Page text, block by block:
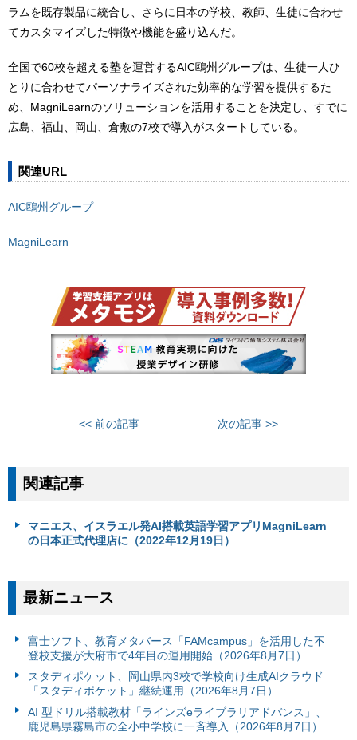
ラムを既存製品に統合し、さらに日本の学校、教師、生徒に合わせ
てカスタマイズした特徴や機能を盛り込んだ。
全国で60校を超える塾を運営するAIC鴎州グループは、生徒一人ひ
とりに合わせてパーソナライズされた効率的な学習を提供するた
め、MagniLearnのソリューションを活用することを決定し、すでに
広島、福山、岡山、倉敷の7校で導入がスタートしている。
関連URL
AIC鴎州グループ
MagniLearn
<< 前の記事 次の記事 >>
関連記事
マニエス、イスラエル発AI搭載英語学習アプリMagniLearn
の日本正式代理店に（2022年12月19日）
最新ニュース
富⼠ソフト、教育メタバース「FAMcampus」を活用した不
登校支援が大府市で4年目の運用開始（2026年8月7日）
スタディポケット、岡山県内3校で学校向け生成AIクラウド
「スタディポケット」継続運用（2026年8月7日）
AI 型ドリル搭載教材「ラインズeライブラリアドバンス」、
鹿児島県霧島市の全小中学校に一斉導入（2026年8月7日）